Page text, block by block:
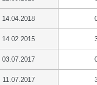
14.04.2018
14.02.2015
03.07.2017
11.07.2017